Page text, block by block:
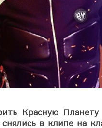
Красную
в клипе на